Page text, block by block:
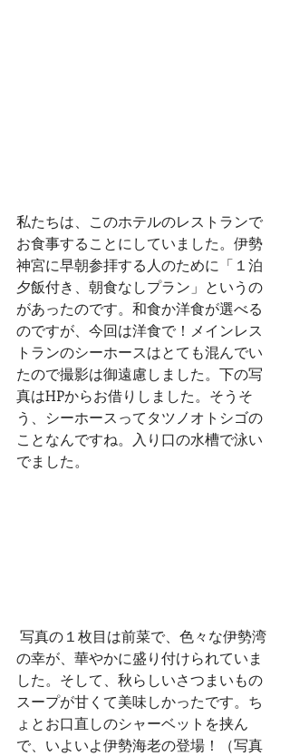
私たちは、このホテルのレストランで
お食事することにしていました。伊勢
神宮に早朝参拝する人のために「１泊
夕飯付き、朝食なしプラン」というの
があったのです。和食か洋食が選べる
のですが、今回は洋食で！メインレス
トランのシーホースはとても混んでい
たので撮影は御遠慮しました。下の写
真はHPからお借りしました。そうそ
う、シーホースってタツノオトシゴの
ことなんですね。入り口の水槽で泳い
でました。
の幸が、華やかに盛り付けられていま
した。そして、秋らしいさつまいもの
スープが甘くて美味しかったです。ち
ょとお口直しのシャーベットを挟ん
で、いよいよ伊勢海老の登場！（写真